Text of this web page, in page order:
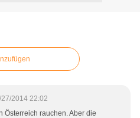
2014 22:02
Österreich rauchen. Aber die